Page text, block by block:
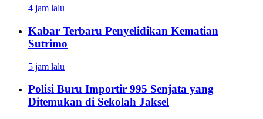
4 jam lalu
Kabar Terbaru Penyelidikan Kematian
Sutrimo
5 jam lalu
Polisi Buru Importir 995 Senjata yang
Ditemukan di Sekolah Jaksel